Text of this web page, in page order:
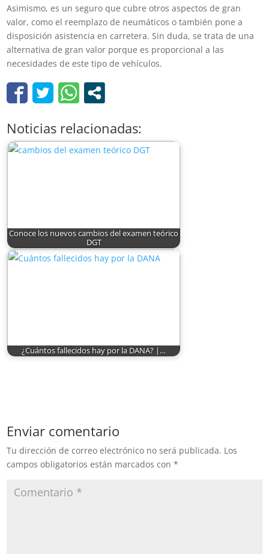
Asimismo, es un seguro que cubre otros aspectos de gran
valor, como el reemplazo de neumáticos o también pone a
disposición asistencia en carretera. Sin duda, se trata de una
alternativa de gran valor porque es proporcional a las
necesidades de este tipo de vehículos.
Noticias relacionadas:
Conoce los nuevos cambios del examen teórico
DGT
¿Cuántos fallecidos hay por la DANA? |…
Enviar comentario
Tu dirección de correo electrónico no será publicada. Los
campos obligatorios están marcados con*